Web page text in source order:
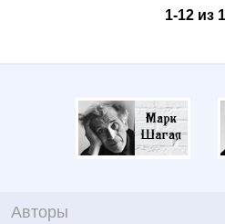
1-12 из
Авторы